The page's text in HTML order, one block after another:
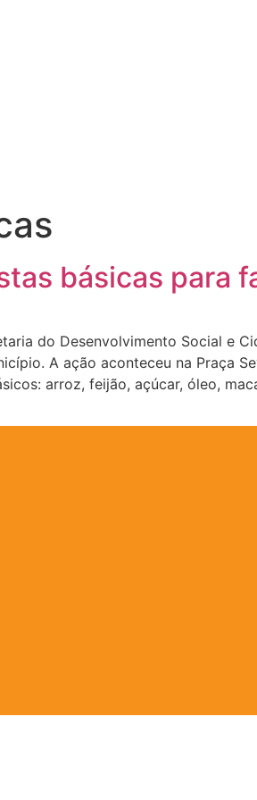
básicas para
do Desenvolvimento Social e
A ação aconteceu na Praça
arroz, feijão, açúcar, óleo,